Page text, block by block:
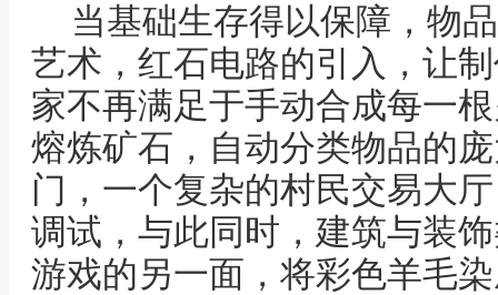
当基础生存得以保障，物
艺术，红石电路的引入，让
家不再满足于手动合成每一
熔炼矿石，自动分类物品的
门，一个复杂的村民交易大
调试，与此同时，建筑与装
游戏的另一面，将彩色羊毛